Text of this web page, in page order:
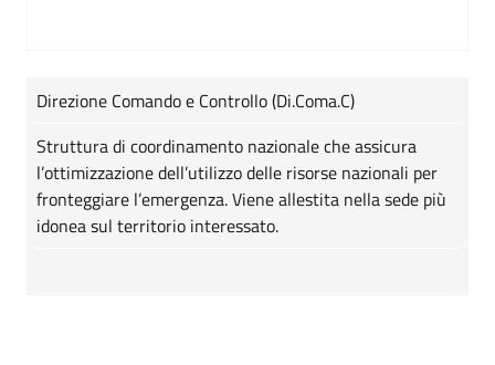
Direzione Comando e Controllo (Di.Coma.C)
Struttura di coordinamento nazionale che assicura
l’ottimizzazione dell’utilizzo delle risorse nazionali per
fronteggiare l’emergenza. Viene allestita nella sede più
idonea sul territorio interessato.